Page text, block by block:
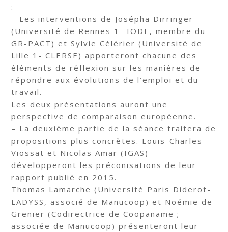
:
– Les interventions de Josépha Dirringer
(Université de Rennes 1- IODE, membre du
GR-PACT) et Sylvie Célérier (Université de
Lille 1- CLERSE) apporteront chacune des
éléments de réflexion sur les manières de
répondre aux évolutions de l’emploi et du
travail.
Les deux présentations auront une
perspective de comparaison européenne.
– La deuxième partie de la séance traitera de
propositions plus concrètes. Louis-Charles
Viossat et Nicolas Amar (IGAS)
développeront les préconisations de leur
rapport publié en 2015.
Thomas Lamarche (Université Paris Diderot-
LADYSS, associé de Manucoop) et Noémie de
Grenier (Codirectrice de Coopaname ;
associée de Manucoop) présenteront leur